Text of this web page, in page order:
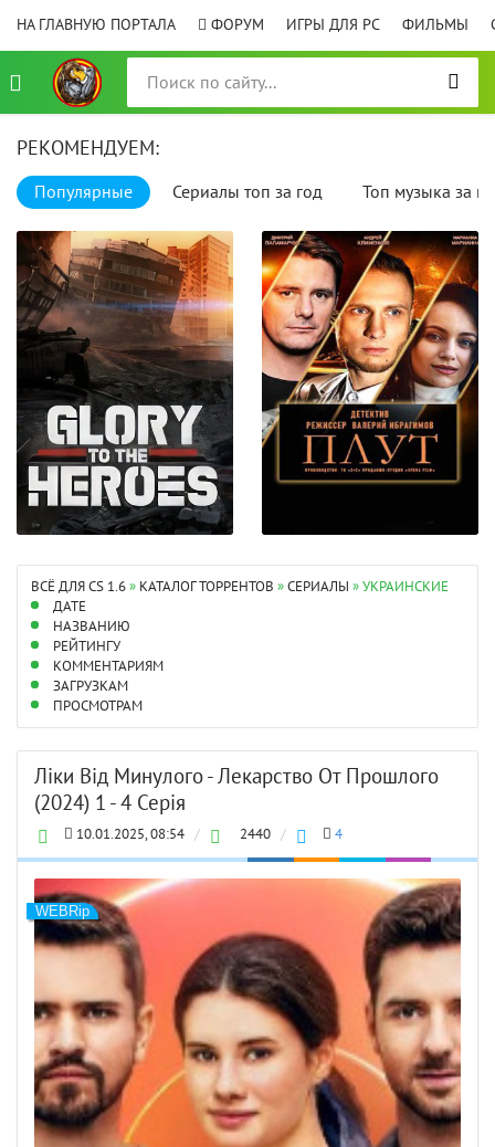
НА ГЛАВНУЮ ПОРТАЛА ФОРУМ ИГРЫ ДЛЯ PC ФИЛЬМЫ
РЕКОМЕНДУЕМ:
Популярные Сериалы топ за год Топ музыка за
ВСЁ ДЛЯ CS 1.6» КАТАЛОГ ТОРРЕНТОВ »СЕРИАЛЫ » УКРАИНСКИЕ
ДАТЕ
НАЗВАНИЮ
РЕЙТИНГУ
КОММЕНТАРИЯМ
ЗАГРУЗКАМ
ПРОСМОТРАМ
Ліки Від Минулого - Лекарство От Прошлого
(2024) 1 - 4 Серія
10.01.2025, 08:54 / 2440 / 4
WEBRip